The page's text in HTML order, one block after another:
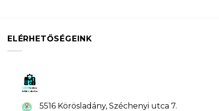
ELÉRHETŐSÉGEINK
5516 Körösladány, Széchenyi utca 7.